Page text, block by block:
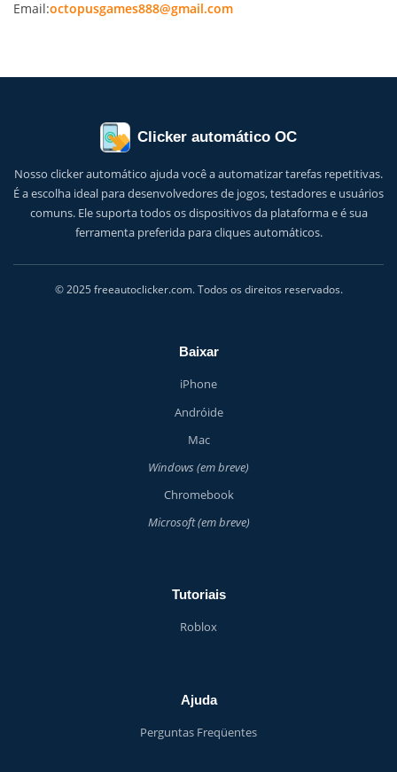
Email:octopusgames888@gmail.com
Clicker automático OC
Nosso clicker automático ajuda você a automatizar tarefas repetitivas.
É a escolha ideal para desenvolvedores de jogos, testadores e usuários
comuns. Ele suporta todos os dispositivos da plataforma e é sua
ferramenta preferida para cliques automáticos.
© 2025 freeautoclicker.com. Todos os direitos reservados.
Baixar
iPhone
Andróide
Mac
Windows (em breve)
Chromebook
Microsoft (em breve)
Tutoriais
Roblox
Ajuda
Perguntas Freqüentes